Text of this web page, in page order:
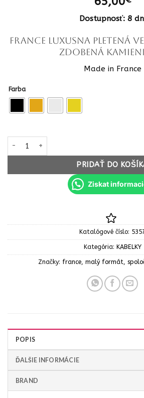
Dostupnosť: 8
FRANCE luxusna Pletená
zdobená
Made in France
Farba
množstvo FRANCE luxusna Pletená
PRIDAŤ DO
Ziskat
Katalógové číslo:
Kategória: KABELKY
Značky: france, malý formát,
POPIS
ĎALŠIE INFORMÁCIE
BRAND